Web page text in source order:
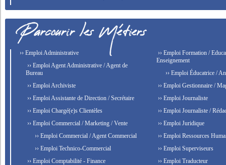
›› Emploi Administrative
›› Emploi Agent Administrative / Agent de
Bureau
›› Emploi Archiviste
›› Emploi Assistante de Direction / Secrétaire
›› Emploi Chargé(e)s Clientèles
›› Emploi Commercial / Marketing / Vente
›› Emploi Commercial / Agent Commercial
›› Emploi Technico-Commercial
›› Emploi Comptabilité - Finance
›› Emploi Formation /
Enseignement
›› Emploi Éducatrice /
›› Emploi Gestionnaire /
›› Emploi Journaliste
›› Emploi Journaliste /
›› Emploi Juridique
›› Emploi Ressources
›› Emploi Superviseurs
›› Emploi Traducteur